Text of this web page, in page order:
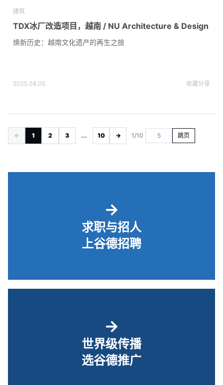
建筑
TDX冰厂改造项目，越南 / NU Architecture & Design
焕新历史：越南文化遗产的再生之旅
2025.08.05 收藏分享
← 1 2 3 ... 10 → 1/10 跳页
→
求职与招人
上谷德招聘
→
世界级传播
选谷德推广